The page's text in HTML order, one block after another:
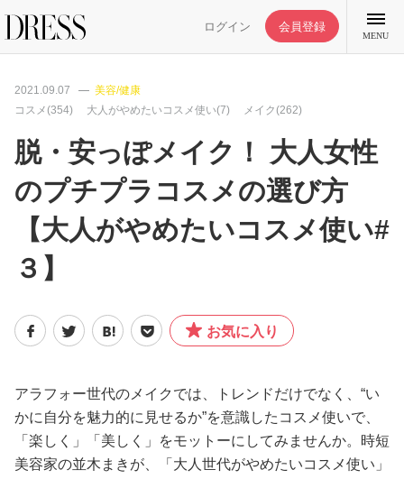
ログイン 会員登録
MENU
特集記事
DRESS部活
ファッション
恋愛/結婚/離婚
美容/健康
2021.09.07
美容/健康
コスメ(354)
大人がやめたいコスメ使い(7) メイク(262)
脱・安っぽメイク！ 大人女性
のプチプラコスメの選び方
【大人がやめたいコスメ使い#
３】
お気に入り
アラフォー世代のメイクでは、トレンドだけでなく、“い
かに自分を魅力的に見せるか”を意識したコスメ使いで、
「楽しく」「美しく」をモットーにしてみませんか。時短
美容家の並木まきが、「大人世代がやめたいコスメ使い」